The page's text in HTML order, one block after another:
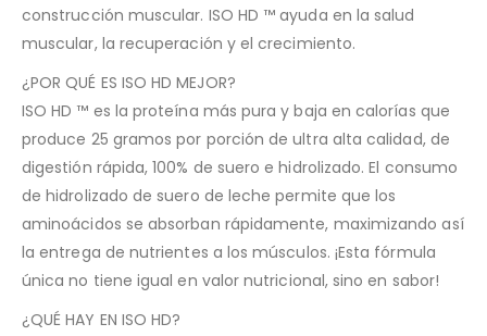
construcción muscular. ISO HD ™ ayuda en la salud
muscular, la recuperación y el crecimiento.
¿POR QUÉ ES ISO HD MEJOR?
ISO HD ™ es la proteína más pura y baja en calorías que
produce 25 gramos por porción de ultra alta calidad, de
digestión rápida, 100% de suero e hidrolizado. El consumo
de hidrolizado de suero de leche permite que los
aminoácidos se absorban rápidamente, maximizando así
la entrega de nutrientes a los músculos. ¡Esta fórmula
única no tiene igual en valor nutricional, sino en sabor!
¿QUÉ HAY EN ISO HD?